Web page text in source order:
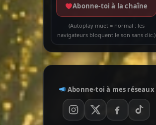
Abonne-toi à la chaîne
(Autoplay muet = normal : les
navigateurs bloquent le son sans clic.)
Abonne-toi à mes réseaux